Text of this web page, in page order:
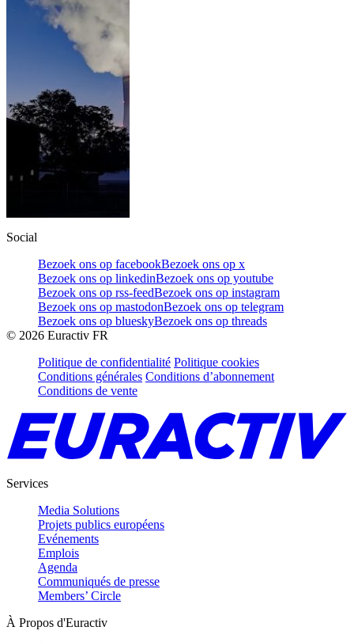
Social
Bezoek ons op facebookBezoek ons op x
Bezoek ons op linkedinBezoek ons op youtube
Bezoek ons op rss-feedBezoek ons op instagram
Bezoek ons op mastodonBezoek ons op telegram
Bezoek ons op blueskyBezoek ons op threads
© 2026 Euractiv FR
Politique de confidentialité Politique cookies
Conditions générales Conditions d’abonnement
Conditions de vente
Services
Media Solutions
Projets publics européens
Evénements
Emplois
Agenda
Communiqués de presse
Members’ Circle
À Propos d'Euractiv